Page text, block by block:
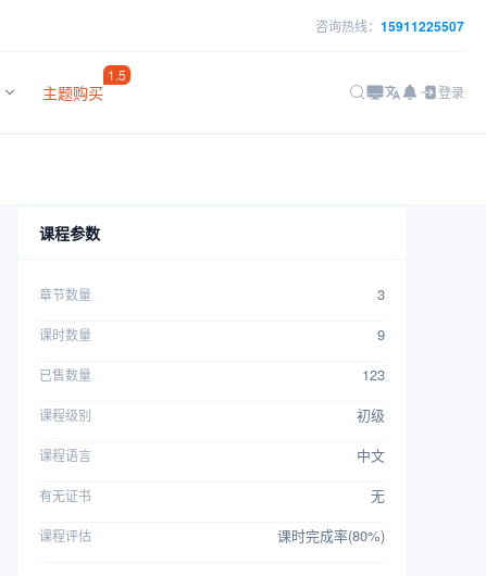
咨询热线： 15911225507
主题购买
1.5
登录
课程参数
章节数量 3
课时数量 9
已售数量 123
课程级别 初级
课程语言 中文
有无证书 无
课程评估 课时完成率(80%)